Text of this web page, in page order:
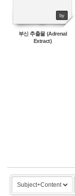
by
부신 추출물 (Adrenal
Extract)